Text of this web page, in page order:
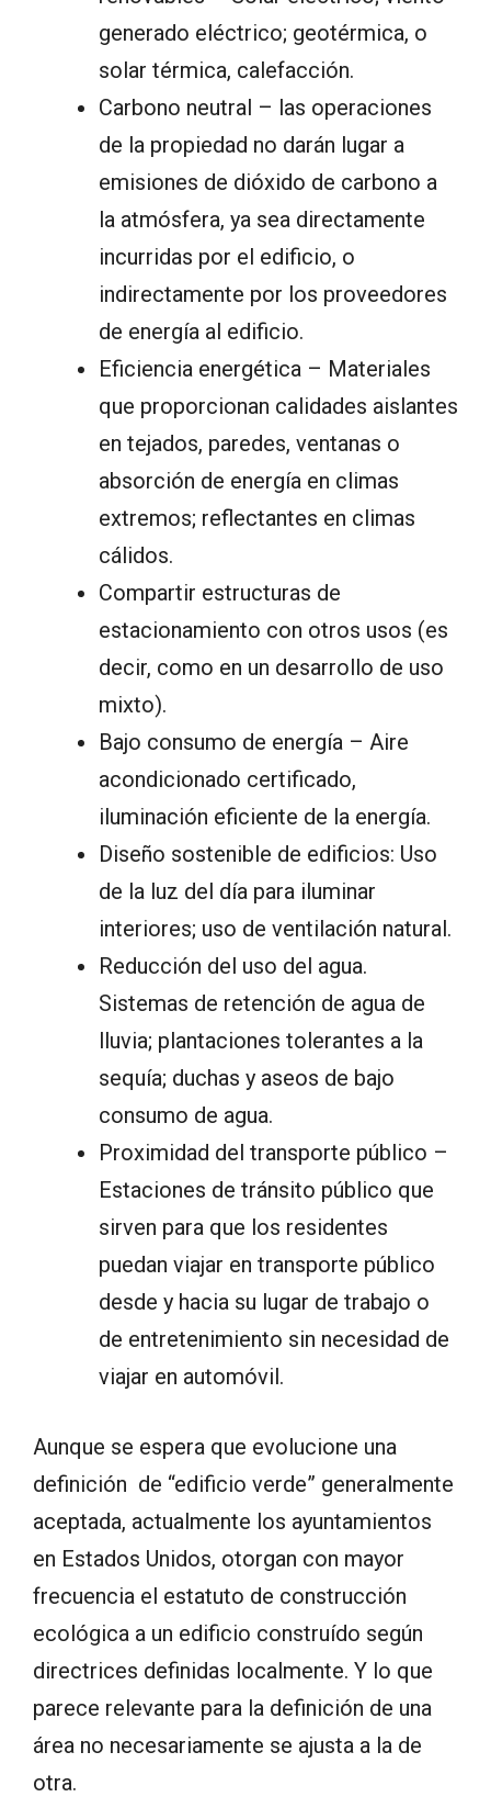
generado eléctrico; geotérmica, o
solar térmica, calefacción.
Carbono neutral – las operaciones
de la propiedad no darán lugar a
emisiones de dióxido de carbono a
la atmósfera, ya sea directamente
incurridas por el edificio, o
indirectamente por los proveedores
de energía al edificio.
Eficiencia energética – Materiales
que proporcionan calidades aislantes
en tejados, paredes, ventanas o
absorción de energía en climas
extremos; reflectantes en climas
cálidos.
Compartir estructuras de
estacionamiento con otros usos (es
decir, como en un desarrollo de uso
mixto).
Bajo consumo de energía – Aire
acondicionado certificado,
iluminación eficiente de la energía.
Diseño sostenible de edificios: Uso
de la luz del día para iluminar
interiores; uso de ventilación natural.
Reducción del uso del agua.
Sistemas de retención de agua de
lluvia; plantaciones tolerantes a la
sequía; duchas y aseos de bajo
consumo de agua.
Proximidad del transporte público –
Estaciones de tránsito público que
sirven para que los residentes
puedan viajar en transporte público
desde y hacia su lugar de trabajo o
de entretenimiento sin necesidad de
viajar en automóvil.
Aunque se espera que evolucione una
definición de “edificio verde” generalmente
aceptada, actualmente los ayuntamientos
en Estados Unidos, otorgan con mayor
frecuencia el estatuto de construcción
ecológica a un edificio construído según
directrices definidas localmente. Y lo que
parece relevante para la definición de una
área no necesariamente se ajusta a la de
otra.